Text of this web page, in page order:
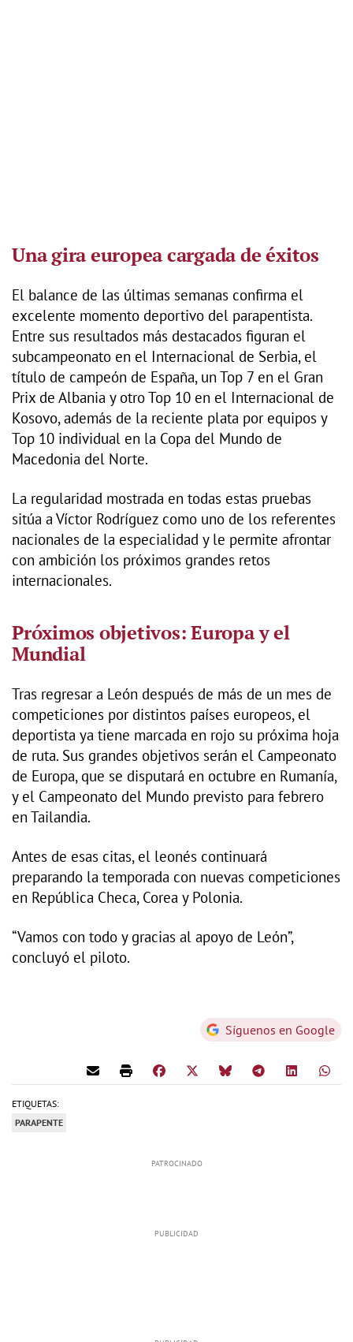
Una gira europea cargada de éxitos
El balance de las últimas semanas confirma el
excelente momento deportivo del parapentista.
Entre sus resultados más destacados figuran el
subcampeonato en el Internacional de Serbia, el
título de campeón de España, un Top 7 en el Gran
Prix de Albania y otro Top 10 en el Internacional de
Kosovo, además de la reciente plata por equipos y
Top 10 individual en la Copa del Mundo de
Macedonia del Norte.
La regularidad mostrada en todas estas pruebas
sitúa a Víctor Rodríguez como uno de los referentes
nacionales de la especialidad y le permite afrontar
con ambición los próximos grandes retos
internacionales.
Próximos objetivos: Europa y el
Mundial
Tras regresar a León después de más de un mes de
competiciones por distintos países europeos, el
deportista ya tiene marcada en rojo su próxima hoja
de ruta. Sus grandes objetivos serán el Campeonato
de Europa, que se disputará en octubre en Rumanía,
y el Campeonato del Mundo previsto para febrero
en Tailandia.
Antes de esas citas, el leonés continuará
preparando la temporada con nuevas competiciones
en República Checa, Corea y Polonia.
“Vamos con todo y gracias al apoyo de León”,
concluyó el piloto.
Síguenos en Google
ETIQUETAS:
PARAPENTE